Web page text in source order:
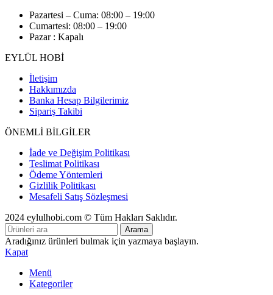
Pazartesi – Cuma: 08:00 – 19:00
Cumartesi: 08:00 – 19:00
Pazar : Kapalı
EYLÜL HOBİ
İletişim
Hakkımızda
Banka Hesap Bilgilerimiz
Sipariş Takibi
ÖNEMLİ BİLGİLER
İade ve Değişim Politikası
Teslimat Politikası
Ödeme Yöntemleri
Gizlilik Politikası
Mesafeli Satış Sözleşmesi
2024 eylulhobi.com © Tüm Hakları Saklıdır.
Arama
Aradığınız ürünleri bulmak için yazmaya başlayın.
Kapat
Menü
Kategoriler